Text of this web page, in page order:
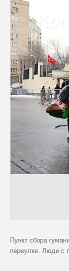
Пункт сбора
переулке. Люди с